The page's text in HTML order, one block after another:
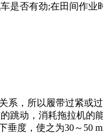
是否有劲;在田间作业
，所以履带过紧或
跳动，消耗拖拉机的
垂度，使之为30～ 50